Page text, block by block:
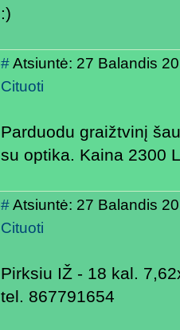
:)
#Atsiuntė: 27 Balandis
Cituoti
Parduodu graižtvinį
su optika. Kaina 2300
#Atsiuntė: 27 Balandis
Cituoti
Pirksiu IŽ - 18 kal.
tel. 867791654